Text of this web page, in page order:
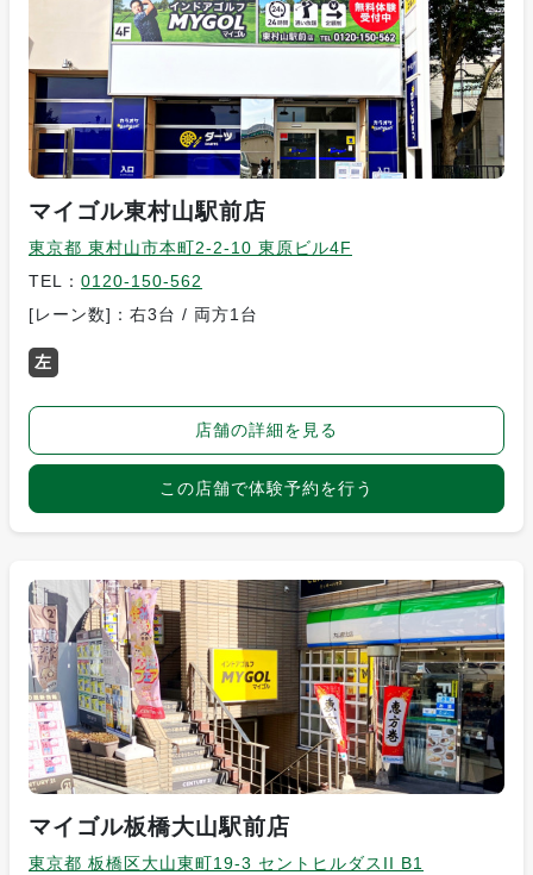
マイゴル東村山駅前店
東京都 東村山市本町2-2-10 東原ビル4F
TEL： 0120-150-562
[レーン数]：右3台 / 両方1台
左
店舗の詳細を見る
この店舗で体験予約を行う
マイゴル板橋大山駅前店
東京都 板橋区大山東町19-3 セントヒルダスII B1